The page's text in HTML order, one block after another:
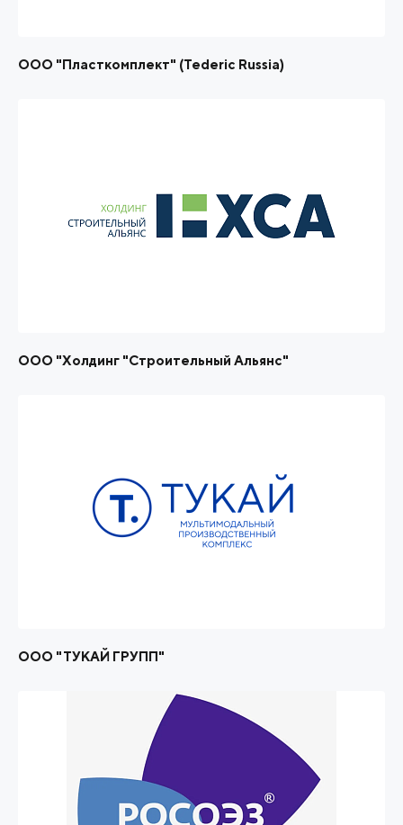
ООО "Пласткомплект" (Tederic Russia)
ООО "Холдинг "Строительный Альянс"
ООО "ТУКАЙ ГРУПП"